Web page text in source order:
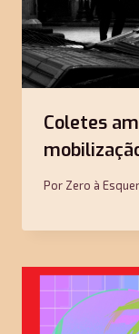
Coletes
Por Zero à